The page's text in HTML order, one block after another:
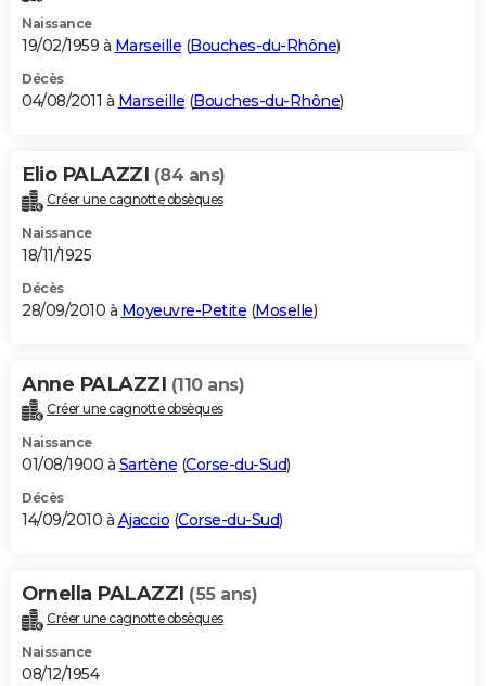
Naissance
19/02/1959 à Marseille (Bouches-du-Rhône)
Décès
04/08/2011 à Marseille (Bouches-du-Rhône)
Elio PALAZZI (84 ans)
Créer une cagnotte obsèques
Naissance
18/11/1925
Décès
28/09/2010 à Moyeuvre-Petite (Moselle)
Anne PALAZZI (110 ans)
Créer une cagnotte obsèques
Naissance
01/08/1900 à Sartène (Corse-du-Sud)
Décès
14/09/2010 à Ajaccio (Corse-du-Sud)
Ornella PALAZZI (55 ans)
Créer une cagnotte obsèques
Naissance
08/12/1954